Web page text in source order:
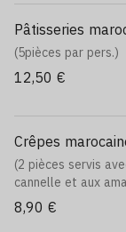
Pâtisseries
(5pièces par pers.)
12,50 €
Crêpes
(2 pièces servis
cannelle et aux
8,90 €